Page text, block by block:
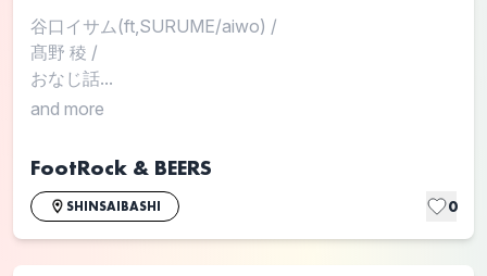
谷口イサム(ft,SURUME/aiwo) /
髙野 稜 /
おなじ話...
and more
FootRock & BEERS
SHINSAIBASHI 0